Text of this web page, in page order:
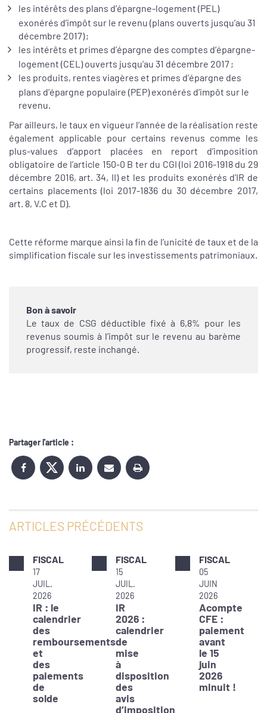
les intérêts des plans d’épargne-logement (PEL)
exonérés d’impôt sur le revenu (plans ouverts jusqu’au 31
décembre 2017) ;
les intérêts et primes d’épargne des comptes d’épargne-
logement (CEL) ouverts jusqu’au 31 décembre 2017 ;
les produits, rentes viagères et primes d’épargne des
plans d’épargne populaire (PEP) exonérés d’impôt sur le
revenu.
Par ailleurs, le taux en vigueur l’année de la réalisation reste
également applicable pour certains revenus comme les
plus-values d’apport placées en report d’imposition
obligatoire de l’article 150-0 B ter du CGI (loi 2016-1918 du 29
décembre 2016, art. 34, II) et les produits exonérés d'IR de
certains placements (loi 2017-1836 du 30 décembre 2017,
art. 8, V.C et D).
Cette réforme marque ainsi la fin de l’unicité de taux et de la
simplification fiscale sur les investissements patrimoniaux.
Bon à savoir
Le taux de CSG déductible fixé à 6,8% pour les
revenus soumis à l’impôt sur le revenu au barème
progressif, reste inchangé.
Partager l'article :
ARTICLES PRÉCÉDENTS
FISCAL
17
JUIL.
2026
IR : le
calendrier
des
remboursements
et
des
paiements
de
solde
FISCAL
15
JUIL.
2026
IR
2026 :
calendrier
de
mise
à
disposition
des
avis
d’imposition
FISCAL
05
JUIN
2026
Acompte
CFE :
paiement
avant
le 15
juin
2026
minuit !